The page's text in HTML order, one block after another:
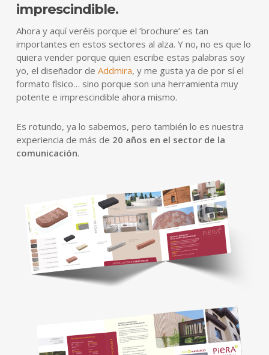
imprescindible.
Ahora y aquí veréis porque el ‘brochure’ es tan
importantes en estos sectores al alza. Y no, no es que lo
quiera vender porque quien escribe estas palabras soy
yo, el diseñador de Addmira, y me gusta ya de por sí el
formato físico… sino porque son una herramienta muy
potente e imprescindible ahora mismo.
Es rotundo, ya lo sabemos, pero también lo es nuestra
experiencia de más de 20 años en el sector de la
comunicación.